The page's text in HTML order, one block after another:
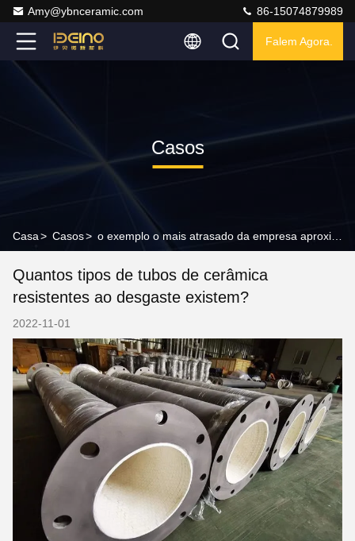
Amy@ybnceramic.com 86-15074879989
Falem Agora.
Casos
Casa> Casos>
Quantos tipos de tubos de cerâmica
resistentes ao desgaste existem?
2022-11-01